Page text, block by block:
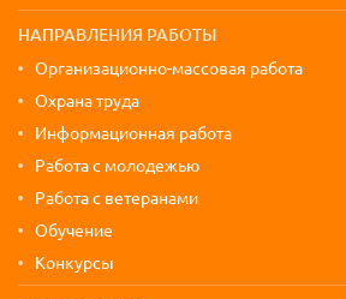
НАПРАВЛЕНИЯ РАБОТЫ
Организационно-массовая работа
Охрана труда
Информационная работа
Работа с молодежью
Работа с ветеранами
Обучение
Конкурсы